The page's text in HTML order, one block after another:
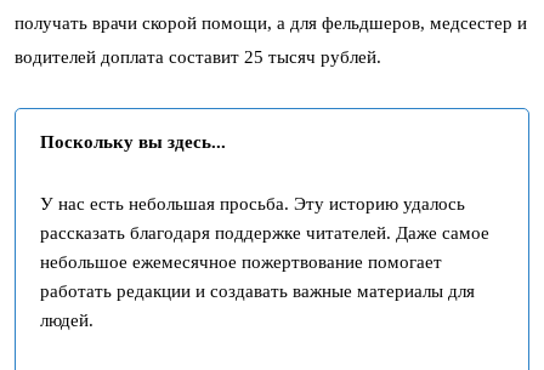
получать врачи скорой помощи, а для фельдшеров, медсестер и
водителей доплата составит 25 тысяч рублей.
Поскольку вы здесь...
У нас есть небольшая просьба. Эту историю удалось
рассказать благодаря поддержке читателей. Даже самое
небольшое ежемесячное пожертвование помогает
работать редакции и создавать важные материалы для
людей.